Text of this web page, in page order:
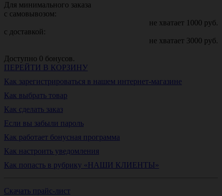
Для минимального заказа
с самовывозом:
не хватает 1000 руб.
с доставкой:
не хватает 3000 руб.
Доступно 0 бонусов.
ПЕРЕЙТИ В КОРЗИНУ
Как зарегистрироваться в нашем интернет-магазине
Как выбрать товар
Как сделать заказ
Если вы забыли пароль
Как работает бонусная программа
Как настроить уведомления
Как попасть в рубрику «НАШИ КЛИЕНТЫ»
Скачать прайс-лист